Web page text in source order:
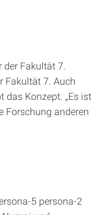
Fakultät 7.
Fakultät 7. Auch
das Konzept. „Es ist
Forschung anderen
5 persona-2